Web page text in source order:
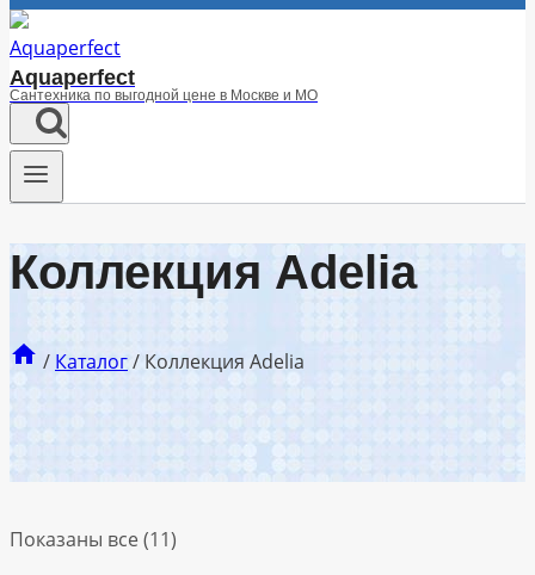
Aquaperfect
Сантехника по выгодной цене в Москве и МО
Коллекция Adelia
/ Каталог/ Коллекция Adelia
Показаны все (11)